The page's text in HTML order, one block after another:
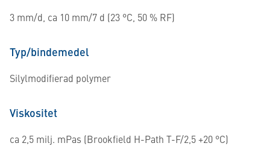
3 mm/d, ca 10 mm/7 d (23 °C, 50 % RF)
Typ/bindemedel
Silylmodifierad polymer
Viskositet
ca 2,5 milj. mPas (Brookfield H-Path T-F/2,5 +20 °C)